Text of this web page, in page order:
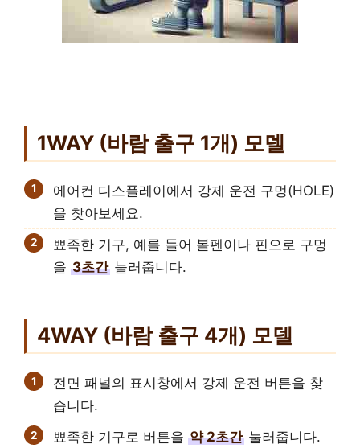
1WAY (바람 출구 1개) 모델
에어컨 디스플레이에서 강제 운전 구멍(HOLE)
을 찾아보세요.
뾰족한 기구, 예를 들어 볼펜이나 핀으로 구멍
을 3초간 눌러줍니다.
4WAY (바람 출구 4개) 모델
전면 패널의 표시창에서 강제 운전 버튼을 찾
습니다.
뾰족한 기구로 버튼을 약 2초간 눌러줍니다.